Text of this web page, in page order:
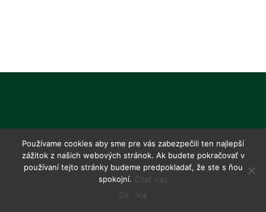
Používame cookies aby sme pre vás zabezpečili ten najlepší
zážitok z našich webových stránok. Ak budete pokračovať v
používaní tejto stránky budeme predpokladať, že ste s ňou
spokojní. Čítať viac
Ok
Nie